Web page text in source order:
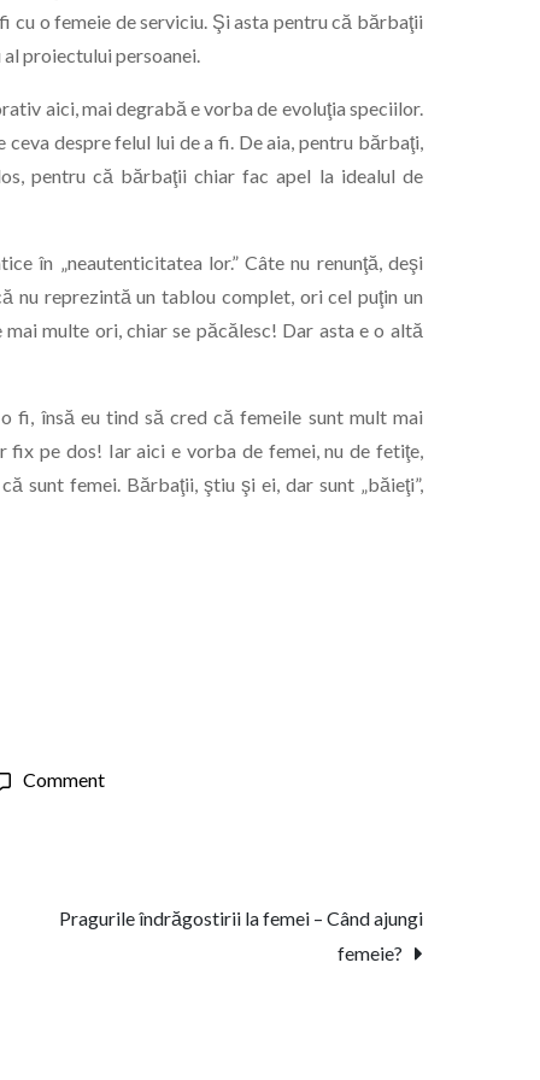
cu o femeie de serviciu. Şi asta pentru că bărbaţii
proiectului persoanei.
aici, mai degrabă e vorba de evoluţia speciilor.
despre felul lui de a fi. De aia, pentru bărbaţi,
pentru că bărbaţii chiar fac apel la idealul de
în „neautenticitatea lor.” Câte nu renunţă, deşi
nu reprezintă un tablou complet, ori cel puţin un
multe ori, chiar se păcălesc! Dar asta e o altă
fi, însă eu tind să cred că femeile sunt mult mai
pe dos! Iar aici e vorba de femei, nu de fetiţe,
sunt femei. Bărbaţii, ştiu şi ei, dar sunt „băieţi”,
Commenton
fi
Pragurile îndrăgostirii la femei – Când ajungi
femeie?